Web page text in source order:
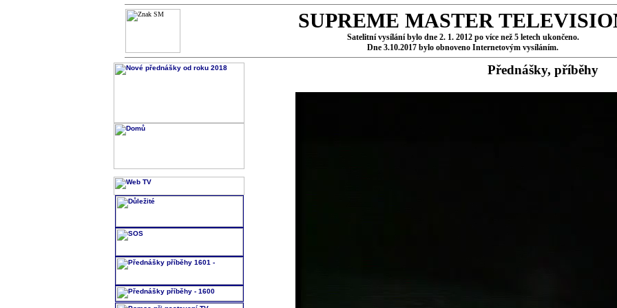
SUPREME MASTER
Satelitní vysílání bylo dne 2. 1. 2012 po více než 5 letech ukončeno.
Dne 3.10.2017 bylo obnoveno Internetovým vysíláním.
Přednášky, příběhy